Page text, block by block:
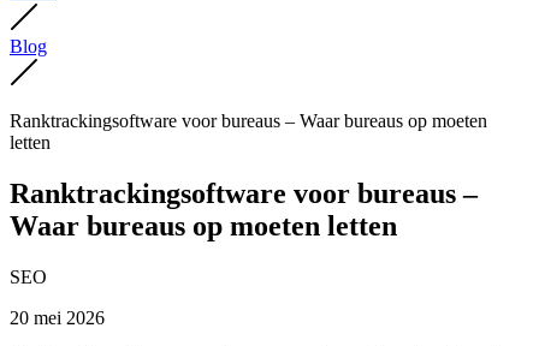
Blog
Ranktrackingsoftware voor bureaus – Waar bureaus op moeten
letten
Ranktrackingsoftware voor bureaus –
Waar bureaus op moeten letten
SEO
20 mei 2026